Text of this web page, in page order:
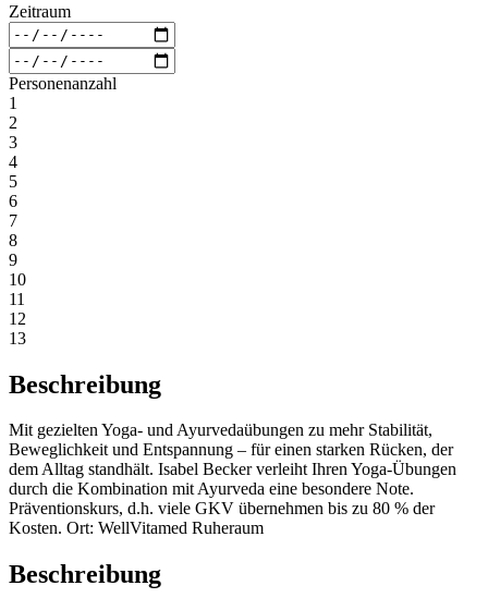
Zeitraum
Personenanzahl
1
2
3
4
5
6
7
8
9
10
11
12
13
Beschreibung
Mit gezielten Yoga- und Ayurvedaübungen zu mehr Stabilität,
Beweglichkeit und Entspannung – für einen starken Rücken, der
dem Alltag standhält. Isabel Becker verleiht Ihren Yoga-Übungen
durch die Kombination mit Ayurveda eine besondere Note.
Präventionskurs, d.h. viele GKV übernehmen bis zu 80 % der
Kosten. Ort: WellVitamed Ruheraum
Beschreibung